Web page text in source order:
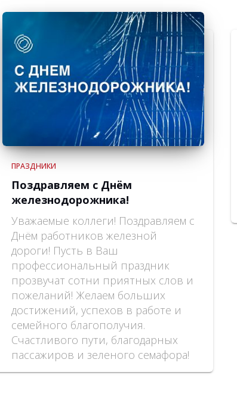
ПРАЗДНИКИ
Поздравляем с Днём
железнодорожника!
Уважаемые коллеги! Поздравляем с
Днём работников железной
дороги! Пусть в Ваш
профессиональный праздник
прозвучат сотни приятных слов и
пожеланий! Желаем больших
достижений, успехов в работе и
семейного благополучия.
Счастливого пути, благодарных
пассажиров и зеленого семафора!